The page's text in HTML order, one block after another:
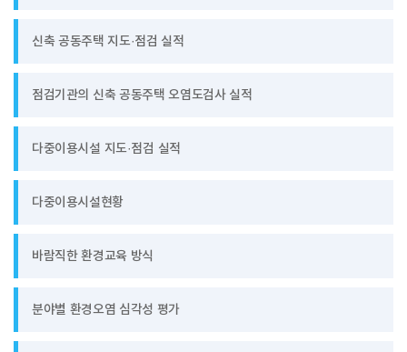
신축 공동주택 지도·점검 실적
점검기관의 신축 공동주택 오염도검사 실적
다중이용시설 지도·점검 실적
다중이용시설현황
바람직한 환경교육 방식
분야별 환경오염 심각성 평가